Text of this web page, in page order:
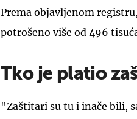
Prema objavljenom
potrošeno više od 496
Tko je platio
"Zaštitari su tu i inače bili,